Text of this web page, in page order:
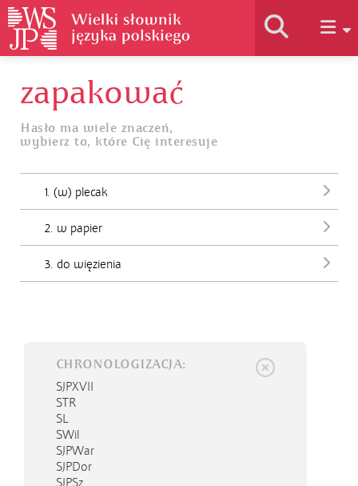
Historia słownika
Jak korzystać
zapakować
Hasło ma wiele znaczeń,
wybierz to, które Cię interesuje
1. (w) plecak
2. w papier
3. do więzienia
CHRONOLOGIZACJA:
SJPXVII
STR
SL
SWil
SJPWar
SJPDor
SJPSz